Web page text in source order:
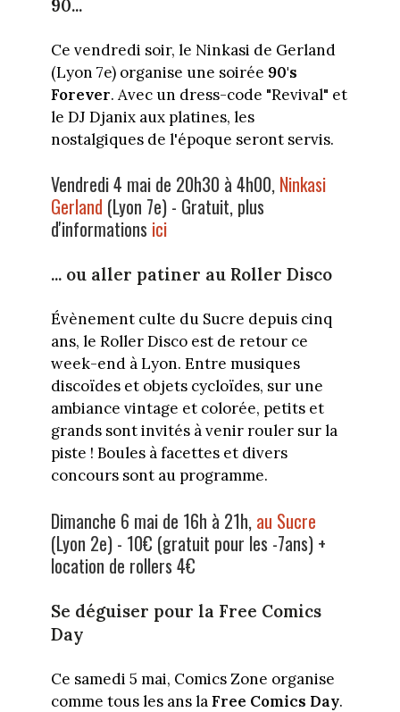
90...
Ce vendredi soir, le Ninkasi de Gerland
(Lyon 7e) organise une soirée 90's
Forever. Avec un dress-code "Revival" et
le DJ Djanix aux platines, les
nostalgiques de l'époque seront servis.
Vendredi 4 mai de 20h30 à 4h00, Ninkasi
Gerland (Lyon 7e) - Gratuit, plus
d'informations ici
... ou aller patiner au Roller Disco
Évènement culte du Sucre depuis cinq
ans, le Roller Disco est de retour ce
week-end à Lyon. Entre musiques
discoïdes et objets cycloïdes, sur une
ambiance vintage et colorée, petits et
grands sont invités à venir rouler sur la
piste ! Boules à facettes et divers
concours sont au programme.
Dimanche 6 mai de 16h à 21h, au Sucre
(Lyon 2e) - 10€ (gratuit pour les -7ans) +
location de rollers 4€
Se déguiser pour la Free Comics
Day
Ce samedi 5 mai, Comics Zone organise
comme tous les ans laFree Comics Day.